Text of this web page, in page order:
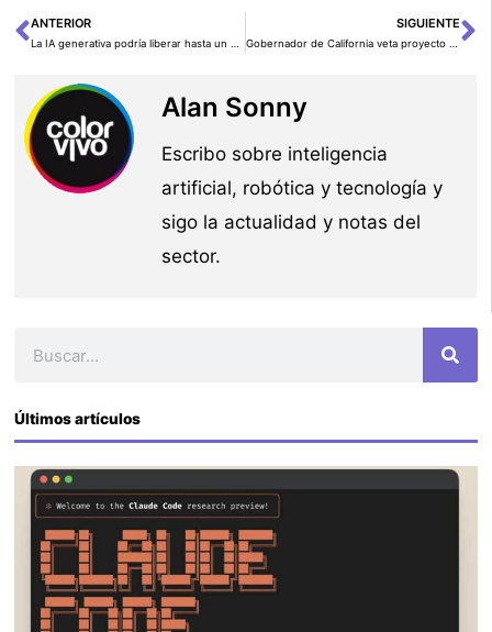
Ant
ANTERIOR SIGUIENTE
Alan Sonny
Escribo sobre inteligencia
artificial, robótica y tecnología y
sigo la actualidad y notas del
sector.
Últimos artículos